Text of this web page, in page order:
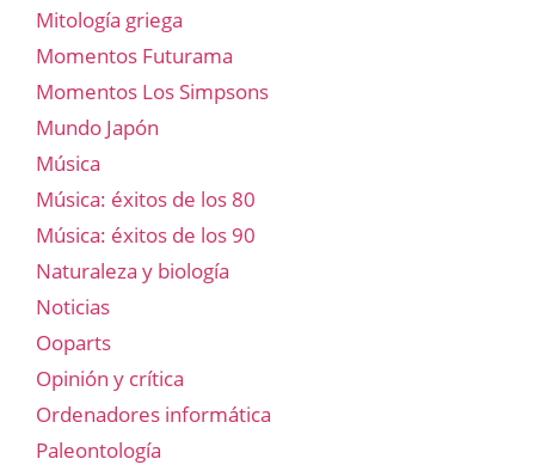
Mitología griega
Momentos Futurama
Momentos Los Simpsons
Mundo Japón
Música
Música: éxitos de los 80
Música: éxitos de los 90
Naturaleza y biología
Noticias
Ooparts
Opinión y crítica
Ordenadores informática
Paleontología